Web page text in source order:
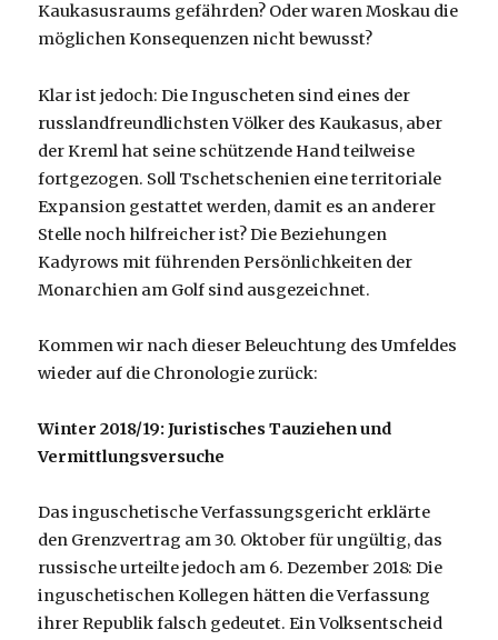
Kaukasusraums gefährden? Oder waren Moskau die
möglichen Konsequenzen nicht bewusst?
Klar ist jedoch: Die Inguscheten sind eines der
russlandfreundlichsten Völker des Kaukasus, aber
der Kreml hat seine schützende Hand teilweise
fortgezogen. Soll Tschetschenien eine territoriale
Expansion gestattet werden, damit es an anderer
Stelle noch hilfreicher ist? Die Beziehungen
Kadyrows mit führenden Persönlichkeiten der
Monarchien am Golf sind ausgezeichnet.
Kommen wir nach dieser Beleuchtung des Umfeldes
wieder auf die Chronologie zurück:
Winter 2018/19: Juristisches Tauziehen und
Vermittlungsversuche
Das inguschetische Verfassungsgericht erklärte
den Grenzvertrag am 30. Oktober für ungültig, das
russische urteilte jedoch am 6. Dezember 2018: Die
inguschetischen Kollegen hätten die Verfassung
ihrer Republik falsch gedeutet. Ein Volksentscheid